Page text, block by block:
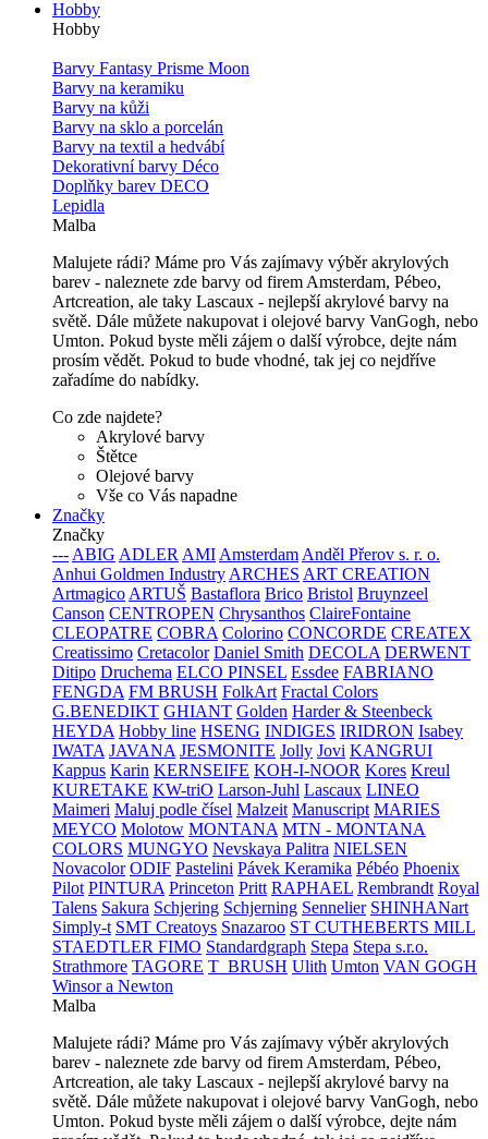
Hobby
Hobby
Barvy Fantasy Prisme Moon
Barvy na keramiku
Barvy na kůži
Barvy na sklo a porcelán
Barvy na textil a hedvábí
Dekorativní barvy Déco
Doplňky barev DECO
Lepidla
Malba
Malujete rádi? Máme pro Vás zajímavy výběr akrylových
barev - naleznete zde barvy od firem Amsterdam, Pébeo,
Artcreation, ale taky Lascaux - nejlepší akrylové barvy na
světě. Dále můžete nakupovat i olejové barvy VanGogh, nebo
Umton. Pokud byste měli zájem o další výrobce, dejte nám
prosím vědět. Pokud to bude vhodné, tak jej co nejdříve
zařadíme do nabídky.
Co zde najdete?
Akrylové barvy
Štětce
Olejové barvy
Vše co Vás napadne
Značky
Značky
--- ABIG ADLER AMI Amsterdam Anděl Přerov s. r. o.
Anhui Goldmen Industry ARCHES ART CREATION
Artmagico ARTUŠ Bastaflora Brico Bristol Bruynzeel
Canson CENTROPEN Chrysanthos ClaireFontaine
CLEOPATRE COBRA Colorino CONCORDE CREATEX
Creatissimo Cretacolor Daniel Smith DECOLA DERWENT
Ditipo Druchema ELCO PINSEL Essdee FABRIANO
FENGDA FM BRUSH FolkArt Fractal Colors
G.BENEDIKT GHIANT Golden Harder & Steenbeck
HEYDA Hobby line HSENG INDIGES IRIDRON Isabey
IWATA JAVANA JESMONITE Jolly Jovi KANGRUI
Kappus Karin KERNSEIFE KOH-I-NOOR Kores Kreul
KURETAKE KW-triO Larson-Juhl Lascaux LINEO
Maimeri Maluj podle čísel Malzeit Manuscript MARIES
MEYCO Molotow MONTANA MTN - MONTANA
COLORS MUNGYO Nevskaya Palitra NIELSEN
Novacolor ODIF Pastelini Pávek Keramika Pébéo Phoenix
Pilot PINTURA Princeton Pritt RAPHAEL Rembrandt Royal
Talens Sakura Schjering Schjerning Sennelier SHINHANart
Simply-t SMT Creatoys Snazaroo ST CUTHEBERTS MILL
STAEDTLER FIMO Standardgraph Stepa Stepa s.r.o.
Strathmore TAGORE T_BRUSH Ulith Umton VAN GOGH
Winsor a Newton
Malba
Malujete rádi? Máme pro Vás zajímavy výběr akrylových
barev - naleznete zde barvy od firem Amsterdam, Pébeo,
Artcreation, ale taky Lascaux - nejlepší akrylové barvy na
světě. Dále můžete nakupovat i olejové barvy VanGogh, nebo
Umton. Pokud byste měli zájem o další výrobce, dejte nám